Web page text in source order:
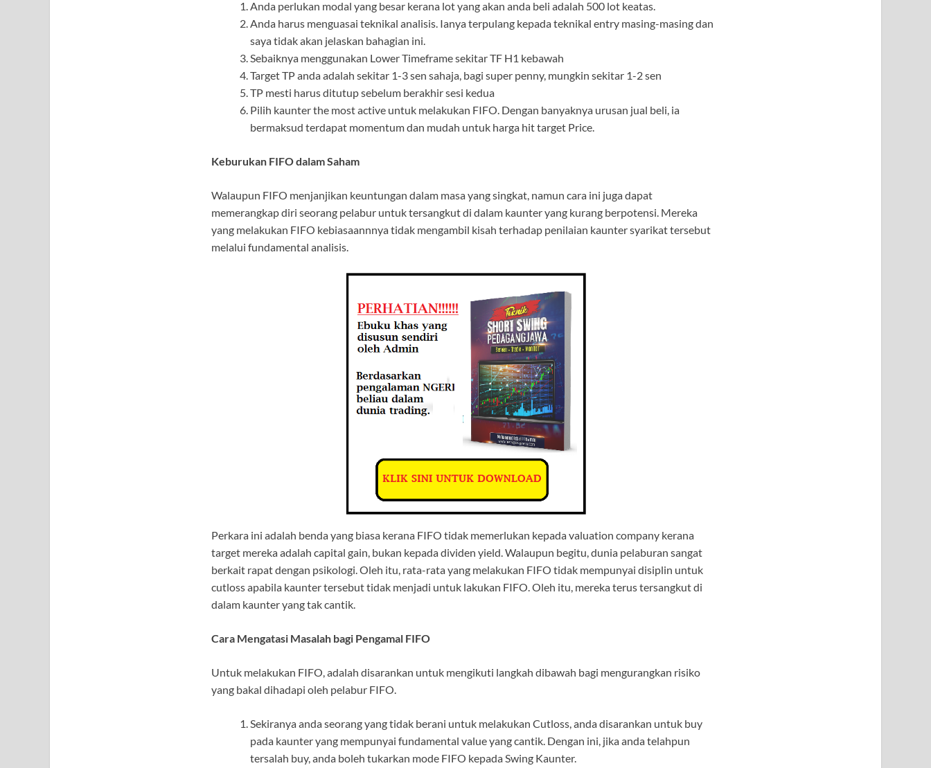
Anda perlukan modal yang besar kerana lot yang akan anda beli adalah 500 lot keatas.
Anda harus menguasai teknikal analisis. Ianya terpulang kepada teknikal entry masing-masing dan
saya tidak akan jelaskan bahagian ini.
Sebaiknya menggunakan Lower Timeframe sekitar TF H1 kebawah
Target TP anda adalah sekitar 1-3 sen sahaja, bagi super penny, mungkin sekitar 1-2 sen
TP mesti harus ditutup sebelum berakhir sesi kedua
Pilih kaunter the most active untuk melakukan FIFO. Dengan banyaknya urusan jual beli, ia
bermaksud terdapat momentum dan mudah untuk harga hit target Price.
Keburukan FIFO dalam Saham
Walaupun FIFO menjanjikan keuntungan dalam masa yang singkat, namun cara ini juga dapat
memerangkap diri seorang pelabur untuk tersangkut di dalam kaunter yang kurang berpotensi. Mereka
yang melakukan FIFO kebiasaannnya tidak mengambil kisah terhadap penilaian kaunter syarikat tersebut
melalui fundamental analisis.
Perkara ini adalah benda yang biasa kerana FIFO tidak memerlukan kepada valuation company kerana
target mereka adalah capital gain, bukan kepada dividen yield. Walaupun begitu, dunia pelaburan sangat
berkait rapat dengan psikologi. Oleh itu, rata-rata yang melakukan FIFO tidak mempunyai disiplin untuk
cutloss apabila kaunter tersebut tidak menjadi untuk lakukan FIFO. Oleh itu, mereka terus tersangkut di
dalam kaunter yang tak cantik.
Cara Mengatasi Masalah bagi Pengamal FIFO
Untuk melakukan FIFO, adalah disarankan untuk mengikuti langkah dibawah bagi mengurangkan risiko
yang bakal dihadapi oleh pelabur FIFO.
Sekiranya anda seorang yang tidak berani untuk melakukan Cutloss, anda disarankan untuk buy
pada kaunter yang mempunyai fundamental value yang cantik. Dengan ini, jika anda telahpun
tersalah buy, anda boleh tukarkan mode FIFO kepada Swing Kaunter.